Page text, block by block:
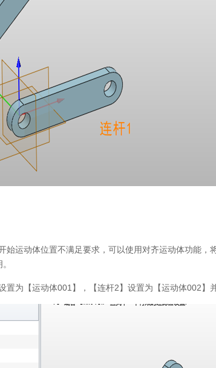
始运动体位置不满足要求，可以使用对齐运动体功能，
置为【运动体001】，【连杆2】设置为【运动体002】